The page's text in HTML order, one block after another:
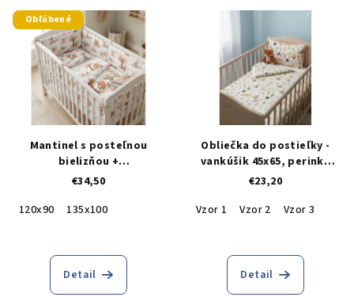
Obľúbené
Mantinel s posteľnou
bielizňou +
rýchlozavinovačka ZDARMA
€34,50
120x90
135x100
Detail
Obliečka do postieľky -
vankúšik 45x65, perinka
90x130
€23,20
Vzor 1
Vzor 2 Vzor 3
Detail